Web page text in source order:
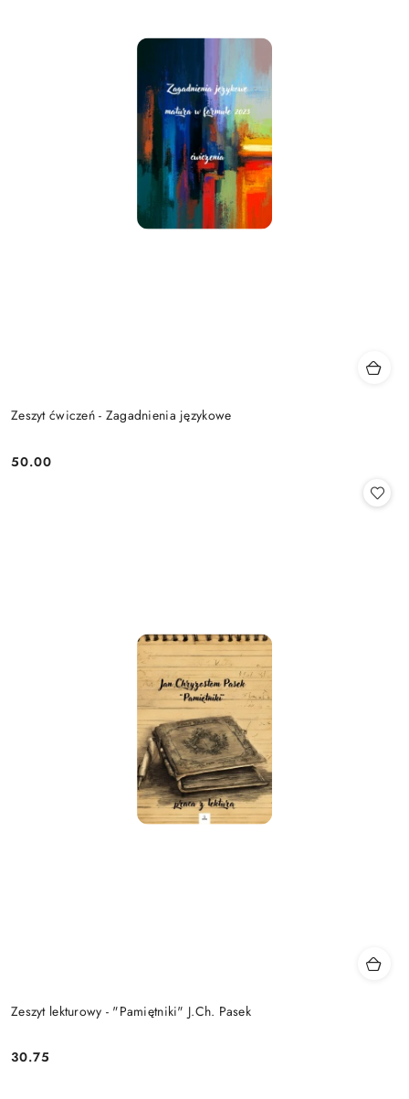
Zeszyt ćwiczeń - Zagadnienia językowe
Cena:
50.00
Zeszyt lekturowy - "Pamiętniki" J.Ch. Pasek
Cena:
30.75